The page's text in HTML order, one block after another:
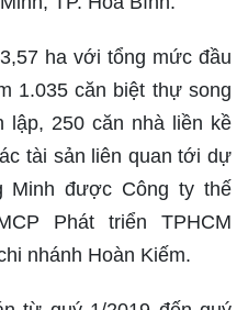
ha với tổng mức đầu
1.035 căn biệt thự song
lập, 250 căn nhà liền kề
tài sản liên quan tới dự
Minh được Công ty thế
Phát triển TPHCM
nhánh Hoàn Kiếm.